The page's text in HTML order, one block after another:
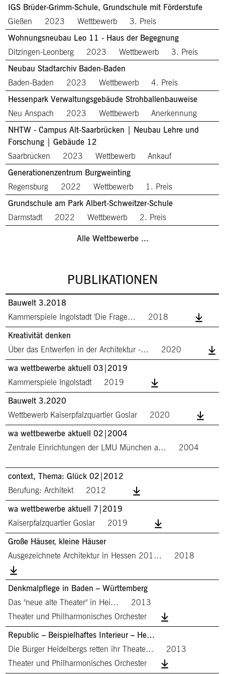
IGS Brüder-Grimm-Schule, Grundschule mit Förderstufe
Gießen
2023 Wettbewerb
3. Preis
Wohnungsneubau Leo 11 - Haus der Begegnung
Ditzingen-Leonberg
2023 Wettbewerb
3. Preis
Neubau Stadtarchiv Baden-Baden
Baden-Baden
2023 Wettbewerb
4. Preis
Hessenpark Verwaltungsgebäude Strohballenbauweise
Neu Anspach
2023 Wettbewerb
Anerkennung
NHTW - Campus Alt-Saarbrücken | Neubau Lehre und
Forschung | Gebäude 12
Saarbrücken
2023 Wettbewerb
Ankauf
Generationenzentrum Burgweinting
Regensburg
2022 Wettbewerb
1. Preis
Grundschule am Park Albert-Schweitzer-Schule
Darmstadt
2022 Wettbewerb 2. Preis
Alle Wettbewerbe ...
PUBLIKATIONEN
Bauwelt 3.2018
Kammerspiele Ingolstadt 'Die Frage…
2018
Kreativität denken
Über das Entwerfen in der Architektur -…
2020
wa wettbewerbe aktuell 03|2019
Kammerspiele Ingolstadt
2019
Bauwelt 3.2020
Wettbewerb Kaiserpfalzquartier Goslar
2020
wa wettbewerbe aktuell 02|2004
Zentrale Einrichtungen der LMU München a…
2004
context, Thema: Glück 02|2012
Berufung: Architekt
2012
wa wettbewerbe aktuell 7|2019
Kaiserpfalzquartier Goslar
2019
Große Häuser, kleine Häuser
Ausgezeichnete Architektur in Hessen 201…
2018
Denkmalpflege in Baden – Württemberg
Das "neue alte Theater" in Hei…
2013
Theater und Philharmonisches Orchester
Republic – Beispielhaftes Interieur – He…
Die Bürger Heidelbergs retten ihr Theate…
2013
Theater und Philharmonisches Orchester